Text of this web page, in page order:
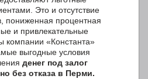
Это и отсутствие
пониженная процентная
и привлекательные
компании «Константа»
выгодные условия
денег под залог
без отказа в Перми.